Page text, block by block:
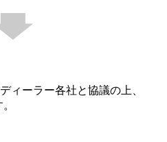
ィーラー各社と協議の上、